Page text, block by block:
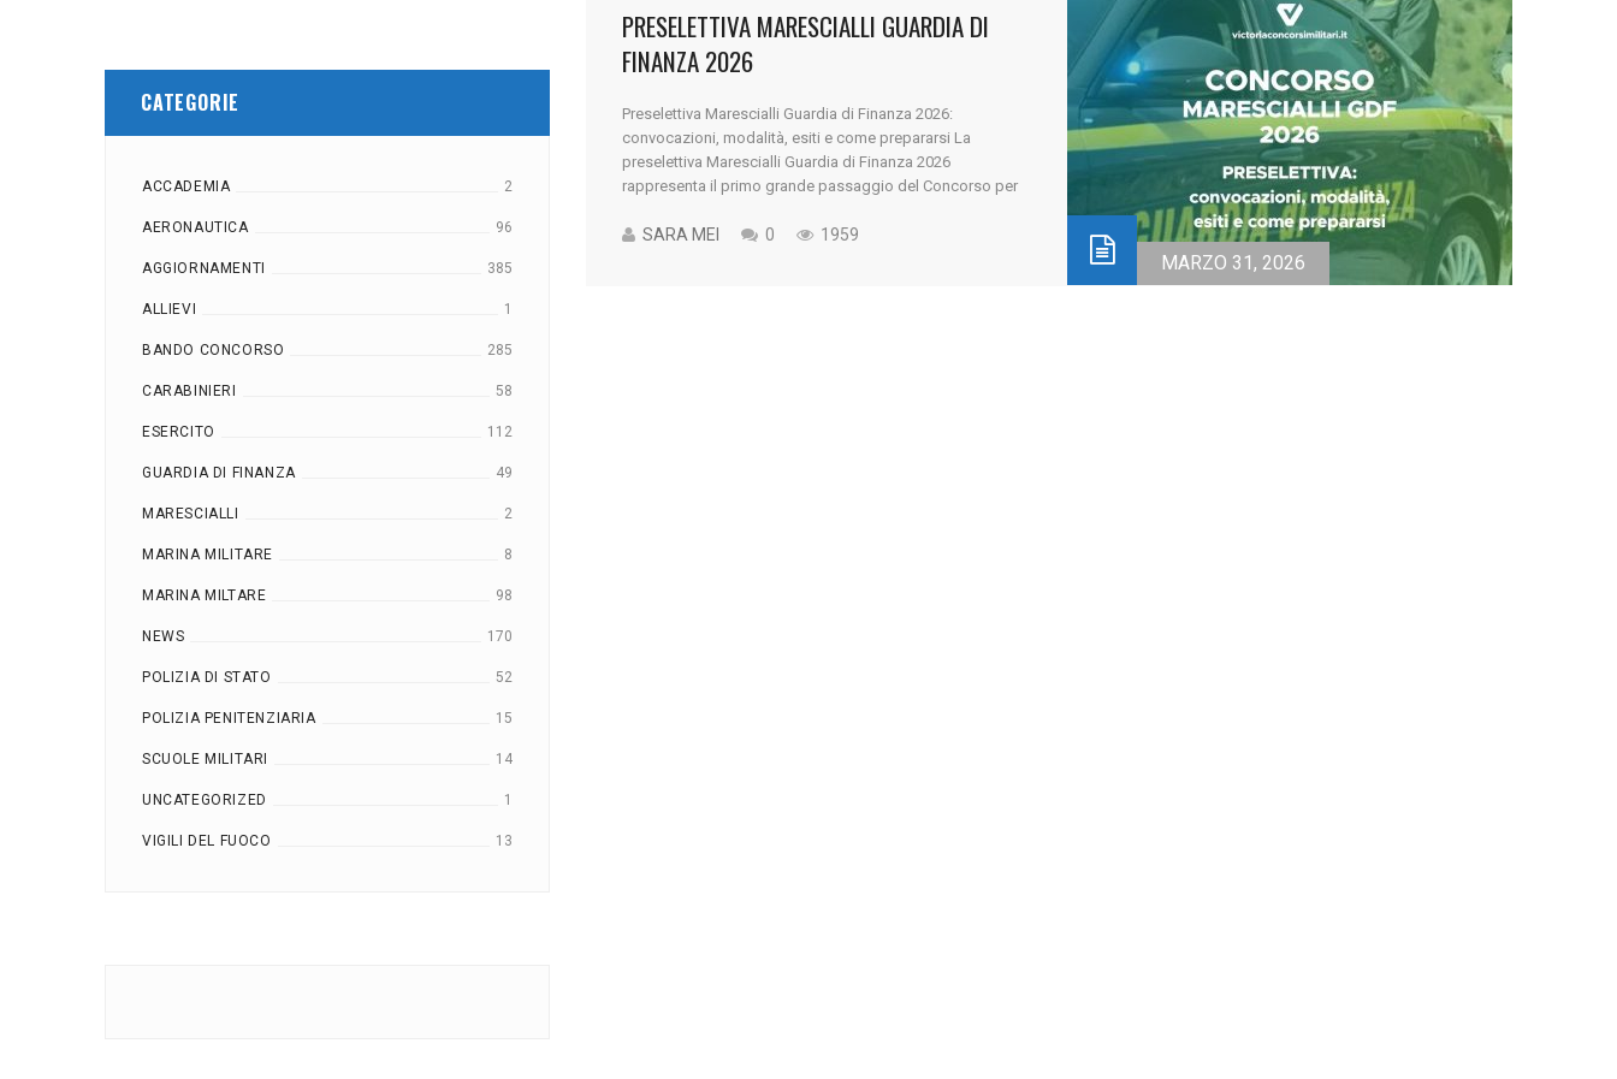
CATEGORIE
ACCADEMIA 2
AERONAUTICA 96
AGGIORNAMENTI 385
ALLIEVI 1
BANDO CONCORSO 285
CARABINIERI 58
ESERCITO 112
GUARDIA DI FINANZA 49
MARESCIALLI 2
MARINA MILITARE 8
MARINA MILTARE 98
NEWS 170
POLIZIA DI STATO 52
POLIZIA PENITENZIARIA 15
SCUOLE MILITARI 14
UNCATEGORIZED 1
VIGILI DEL FUOCO 13
MARZO 31, 2026
PRESELETTIVA MARESCIALLI GUARDIA DI
FINANZA 2026
Preselettiva Marescialli Guardia di Finanza 2026:
convocazioni, modalità, esiti e come prepararsi La
preselettiva Marescialli Guardia di Finanza 2026
rappresenta il primo grande passaggio del Concorso per
ragazzi questa prova è il primo vero confronto con il
SARA MEI 0 1959